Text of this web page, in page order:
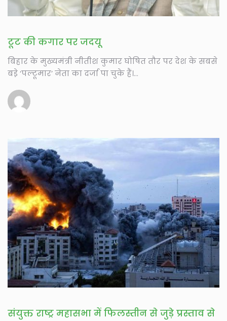
टूट की कगार पर जदयू
बिहार के मुख्यमंत्री नीतीश कुमार घोषित तौर पर देश के सबसे
बडे़ ‘पल्टूमार’ नेता का दर्जा पा चुके हैं।...
संयुक्त राष्ट्र महासभा में फिलस्तीन से जुड़े प्रस्ताव से